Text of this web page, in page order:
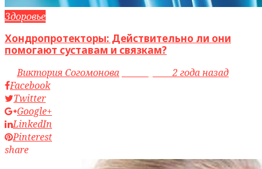
Здоровье
Хондропротекторы: Действительно ли они
помогают суставам и связкам?
byВиктория Согомонова access_time2 года назад
Facebook
Twitter
Google+
LinkedIn
Pinterest
share